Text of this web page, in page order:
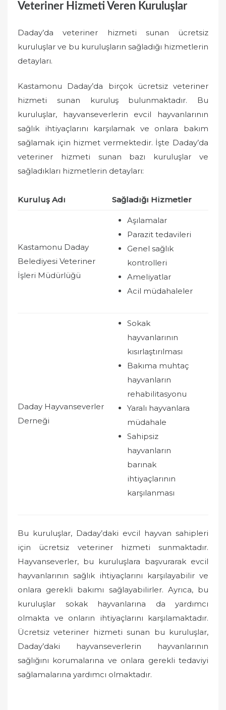
Veteriner Hizmeti Veren Kuruluşlar
Daday’da veteriner hizmeti sunan ücretsiz
kuruluşlar ve bu kuruluşların sağladığı hizmetlerin
detayları.
Kastamonu Daday’da birçok ücretsiz veteriner
hizmeti sunan kuruluş bulunmaktadır. Bu
kuruluşlar, hayvanseverlerin evcil hayvanlarının
sağlık ihtiyaçlarını karşılamak ve onlara bakım
sağlamak için hizmet vermektedir. İşte Daday’da
veteriner hizmeti sunan bazı kuruluşlar ve
sağladıkları hizmetlerin detayları:
Kuruluş Adı Sağladığı Hizmetler
Kastamonu Daday
Belediyesi Veteriner
İşleri Müdürlüğü
Aşılamalar
Parazit tedavileri
Genel sağlık
kontrolleri
Ameliyatlar
Acil müdahaleler
Daday Hayvanseverler
Derneği
Sokak
hayvanlarının
kısırlaştırılması
Bakıma muhtaç
hayvanların
rehabilitasyonu
Yaralı hayvanlara
müdahale
Sahipsiz
hayvanların
barınak
ihtiyaçlarının
karşılanması
Bu kuruluşlar, Daday’daki evcil hayvan sahipleri
için ücretsiz veteriner hizmeti sunmaktadır.
Hayvanseverler, bu kuruluşlara başvurarak evcil
hayvanlarının sağlık ihtiyaçlarını karşılayabilir ve
onlara gerekli bakımı sağlayabilirler. Ayrıca, bu
kuruluşlar sokak hayvanlarına da yardımcı
olmakta ve onların ihtiyaçlarını karşılamaktadır.
Ücretsiz veteriner hizmeti sunan bu kuruluşlar,
Daday’daki hayvanseverlerin hayvanlarının
sağlığını korumalarına ve onlara gerekli tedaviyi
sağlamalarına yardımcı olmaktadır.